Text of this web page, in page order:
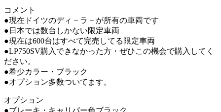
コメント
●現在ドイツのディ－ラ－が所有の車両です
●日本では数台しかない限定車両
●現在は600台はすべて完売してる限定車両
●LP750SV購入できなかった方・ぜひこの機会で購入してく
ださい。
●希少カラー・ブラック
●オプション多数ついてます。
オプション
●ブレーキ・キャリパー色ブラック